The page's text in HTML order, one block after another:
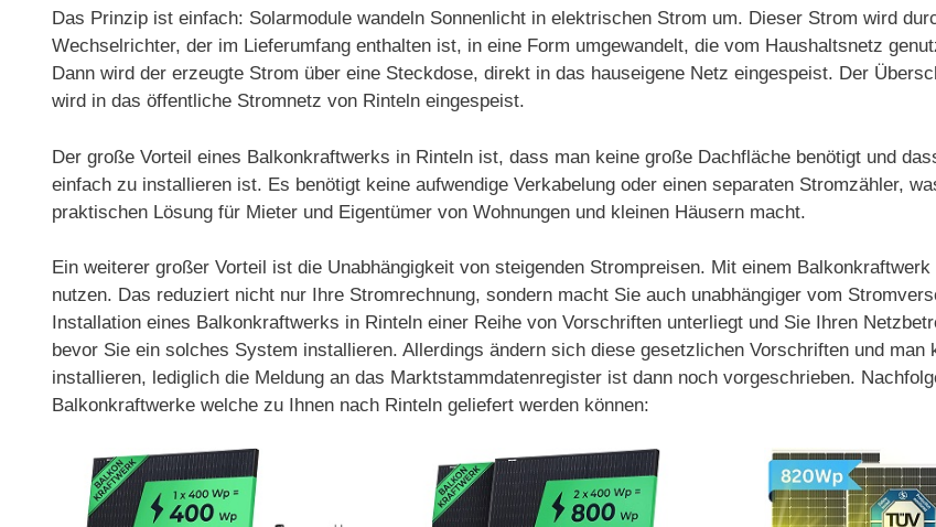
Das Prinzip ist einfach: Solarmodule wandeln Sonnenlicht in elektrischen Strom um. Dieser Strom wird
Wechselrichter, der im Lieferumfang enthalten ist, in eine Form umgewandelt, die vom Haushaltsnetz
Dann wird der erzeugte Strom über eine Steckdose, direkt in das hauseigene Netz eingespeist. Der
wird in das öffentliche Stromnetz von Rinteln eingespeist.
Der große Vorteil eines Balkonkraftwerks in Rinteln ist, dass man keine große Dachfläche benötigt und
einfach zu installieren ist. Es benötigt keine aufwendige Verkabelung oder einen separaten Stromzähler,
praktischen Lösung für Mieter und Eigentümer von Wohnungen und kleinen Häusern macht.
Ein weiterer großer Vorteil ist die Unabhängigkeit von steigenden Strompreisen. Mit einem
nutzen. Das reduziert nicht nur Ihre Stromrechnung, sondern macht Sie auch unabhängiger vom
Installation eines Balkonkraftwerks in Rinteln einer Reihe von Vorschriften unterliegt und Sie Ihren
bevor Sie ein solches System installieren. Allerdings ändern sich diese gesetzlichen Vorschriften und
installieren, lediglich die Meldung an das Marktstammdatenregister ist dann noch vorgeschrieben.
Balkonkraftwerke welche zu Ihnen nach Rinteln geliefert werden können: